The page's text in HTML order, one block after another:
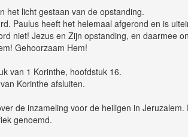
het licht gestaan van de opstanding.
Paulus heeft het helemaal afgerond en is
niet! Jezus en Zijn opstanding, en daarmee
Gehoorzaam Hem!
van 1 Korinthe, hoofdstuk 16.
Korinthe afsluiten.
de inzameling voor de heiligen in
genoemd.